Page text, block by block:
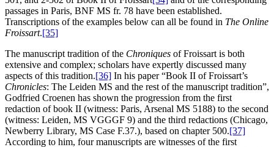
passages in Paris, BNF MS fr. 78 have been established.
Transcriptions of the examples below can all be found in The Online
Froissart.[35]
The manuscript tradition of the Chroniques of Froissart is both
extensive and complex; scholars have expertly discussed many
aspects of this tradition.[36] In his paper “Book II of Froissart’s
Chronicles: The Leiden MS and the rest of the manuscript tradition”,
Godfried Croenen has shown the progression from the first
redaction of book II (witness: Paris, Arsenal MS 5188) to the second
(witness: Leiden, MS VGGGF 9) and the third redactions (Chicago,
Newberry Library, MS Case F.37.), based on chapter 500.[37]
According to him, four manuscripts are witnesses of the first